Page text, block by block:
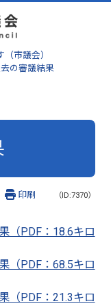
市議会）
の審議結果
（ID:7370）
印刷
PDF：18.6キロ
PDF：68.5キロ
PDF：21.3キロ